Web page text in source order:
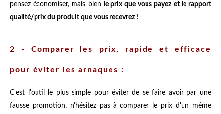
pensez économiser, mais bien
le prix que vous payez et le rapport
qualité/prix du produit que vous recevrez !
2 - Comparer les prix, rapide et efficace
pour éviter les arnaques :
C'est l'outil le plus simple pour éviter de se faire avoir par une
fausse promotion, n'hésitez pas à comparer le prix d'un même